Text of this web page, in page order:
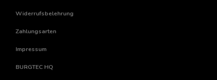
Widerrufsbelehrung
Zahlungsarten
Impressum
BURGTEC HQ